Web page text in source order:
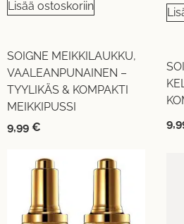
Lisää ostoskoriin
SOIGNE MEIKKILAUKKU,
VAALEANPUNAINEN –
TYYLIKÄS & KOMPAKTI
MEIKKIPUSSI
9,99 €